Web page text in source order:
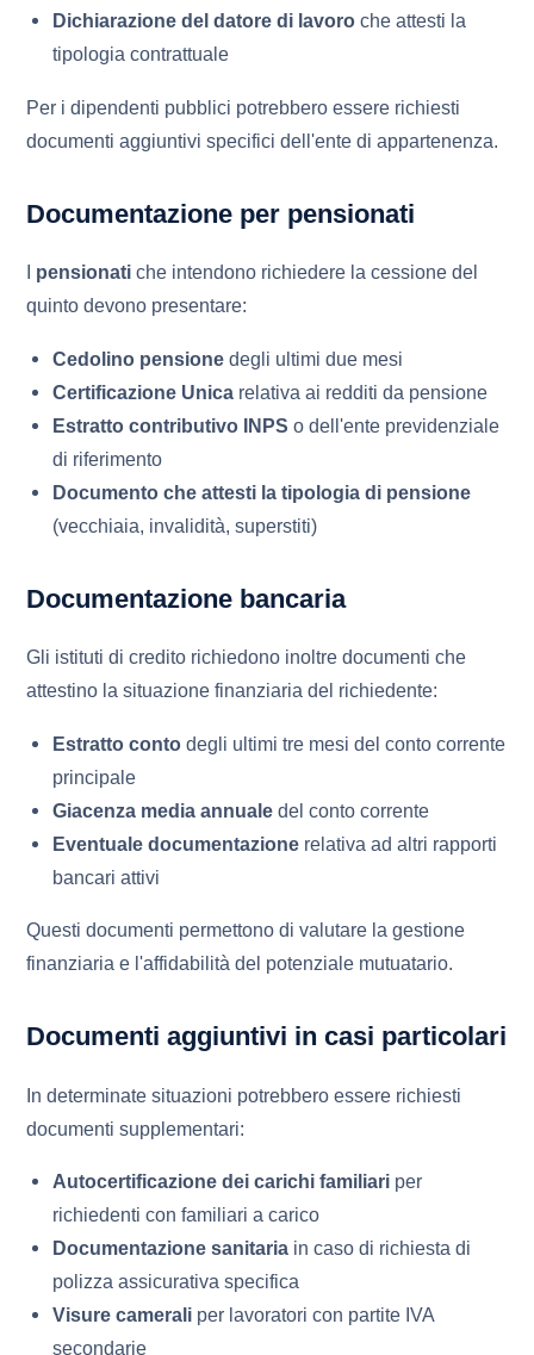
Dichiarazione del datore di lavoro che attesti la
tipologia contrattuale
Per i dipendenti pubblici potrebbero essere richiesti
documenti aggiuntivi specifici dell'ente di appartenenza.
Documentazione per pensionati
I pensionati che intendono richiedere la cessione del
quinto devono presentare:
Cedolino pensione degli ultimi due mesi
Certificazione Unica relativa ai redditi da pensione
Estratto contributivo INPS o dell'ente previdenziale
di riferimento
Documento che attesti la tipologia di pensione
(vecchiaia, invalidità, superstiti)
Documentazione bancaria
Gli istituti di credito richiedono inoltre documenti che
attestino la situazione finanziaria del richiedente:
Estratto conto degli ultimi tre mesi del conto corrente
principale
Giacenza media annuale del conto corrente
Eventuale documentazione relativa ad altri rapporti
bancari attivi
Questi documenti permettono di valutare la gestione
finanziaria e l'affidabilità del potenziale mutuatario.
Documenti aggiuntivi in casi particolari
In determinate situazioni potrebbero essere richiesti
documenti supplementari:
Autocertificazione dei carichi familiari per
richiedenti con familiari a carico
Documentazione sanitaria in caso di richiesta di
polizza assicurativa specifica
Visure camerali per lavoratori con partite IVA
secondarie